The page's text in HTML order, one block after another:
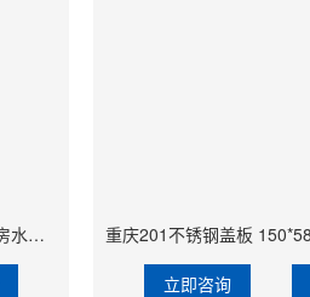
重庆201 不锈钢 250*580*25 餐厅厨房水篦 璧山车库排水用 与环境融合度高
立即咨询